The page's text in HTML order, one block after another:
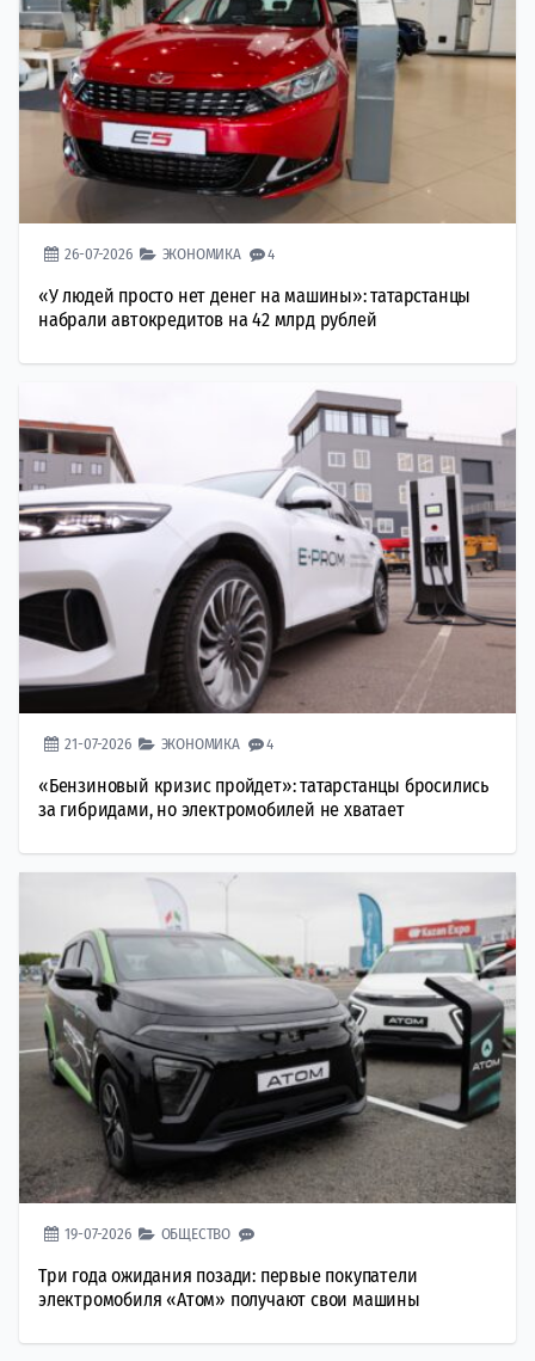
26-07-2026 ЭКОНОМИКА 4
«У людей просто нет денег на машины»: татарстанцы
набрали автокредитов на 42 млрд рублей
21-07-2026 ЭКОНОМИКА 4
«Бензиновый кризис пройдет»: татарстанцы бросились
за гибридами, но электромобилей не хватает
19-07-2026 ОБЩЕСТВО
Три года ожидания позади: первые покупатели
электромобиля «Атом» получают свои машины